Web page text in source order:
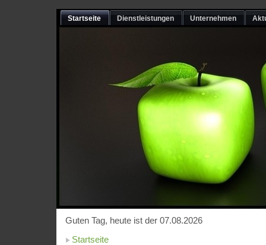
Startseite Dienstleistungen Unternehmen
Guten Tag, heute ist der 07.08.2026
Startseite